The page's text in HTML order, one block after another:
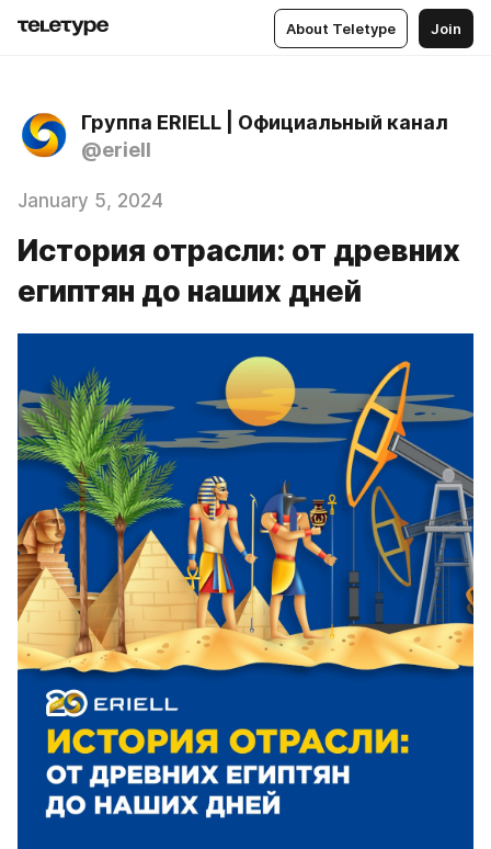
About Teletype Join
Группа ERIELL | Официальный канал
@eriell
January 5, 2024
История отрасли: от древних
египтян до наших дней